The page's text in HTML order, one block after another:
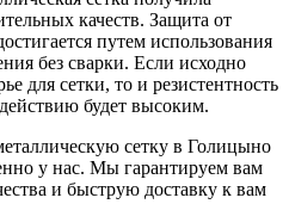
качеств. Защита от
путем использования
без сварки. Если исходно
для сетки, то и резистентность
будет высоким.
сетку в Голицыно
у нас. Мы гарантируем вам
и быструю доставку к вам